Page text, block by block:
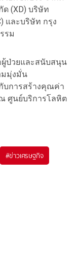
ด (XD) บริษัท
และบริษัท กรุง
รม
ผู้ป่วยและสนับสนุน
มมุ่งมั่น
บการสร้างคุณค่า
ศูนย์บริการโลหิต
#ข่าวเศรษฐกิจ